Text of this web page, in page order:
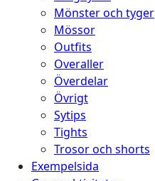
Mönster och tyger
Mössor
Outfits
Overaller
Överdelar
Övrigt
Sytips
Tights
Trosor och shorts
Exempelsida